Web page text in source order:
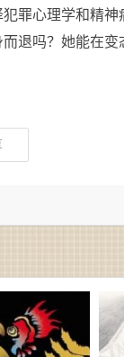
罪心理学和精
退吗？她能在